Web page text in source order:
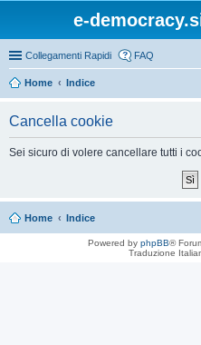
e-
Collegamenti Rapidi FAQ
Home Indice
Cancella cookie
Sei sicuro di volere cancellare tutti i
Home Indice
Powered by phpBB®
Traduzione